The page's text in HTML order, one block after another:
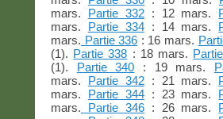
mars. Partie 332: 12 mars.
mars. Partie 334: 14 mars.
mars. Partie 336 : 16 mars.
(1). Partie 338 : 18 mars.
(1). Partie 340 : 19 mars.
mars. Partie 342: 21 mars.
mars. Partie 344: 23 mars.
mars. Partie 346: 26 mars.